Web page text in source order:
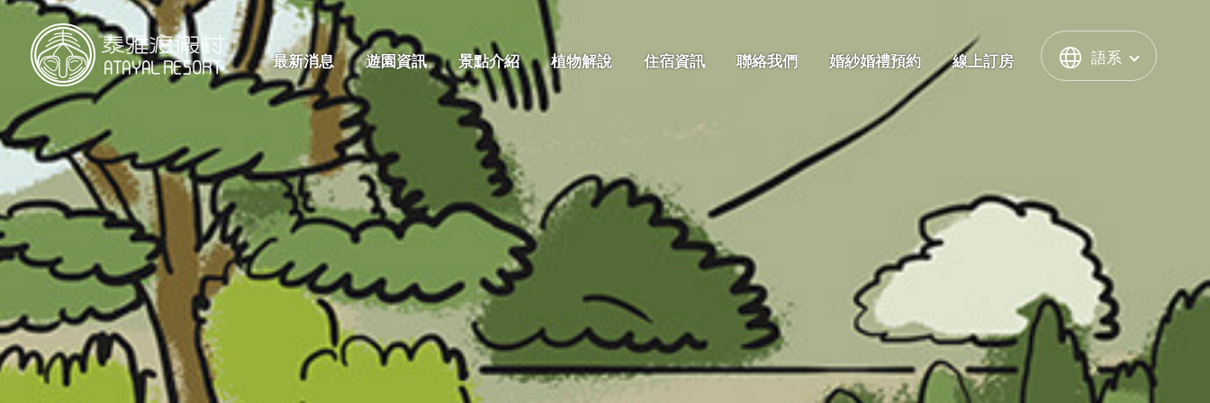
最新消息 遊園資訊 景點介紹 植物解說 住宿資訊 聯絡我們 婚紗婚禮預約 線上訂房 語系